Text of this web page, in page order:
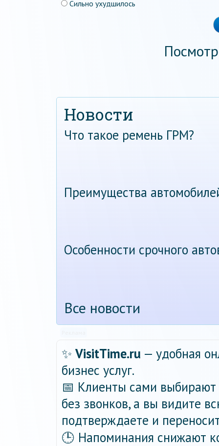
Сильно ухудшилось
Новости
Что такое ремень ГРМ?
Преимущества
Особенности срочного
Все новости
✨ VisitTime.ru — удобная
бизнес услуг.
📅 Клиенты сами
без звонков, а вы видите
подтверждаете и
🕒 Напоминания снижают